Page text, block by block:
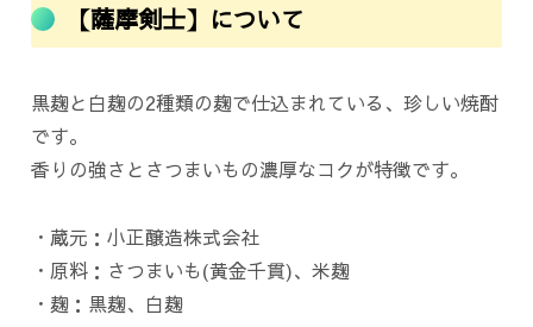
【薩摩剣士】について
黒麹と白麹の2種類の麹で仕込まれている、珍しい焼酎
です。
香りの強さとさつまいもの濃厚なコクが特徴です。
・蔵元：小正醸造株式会社
・原料：さつまいも(黄金千貫)、米麹
・麹：黒麹、白麹